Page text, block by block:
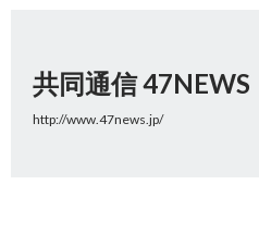
共同通信 47NEWS
http://www.47news.jp/